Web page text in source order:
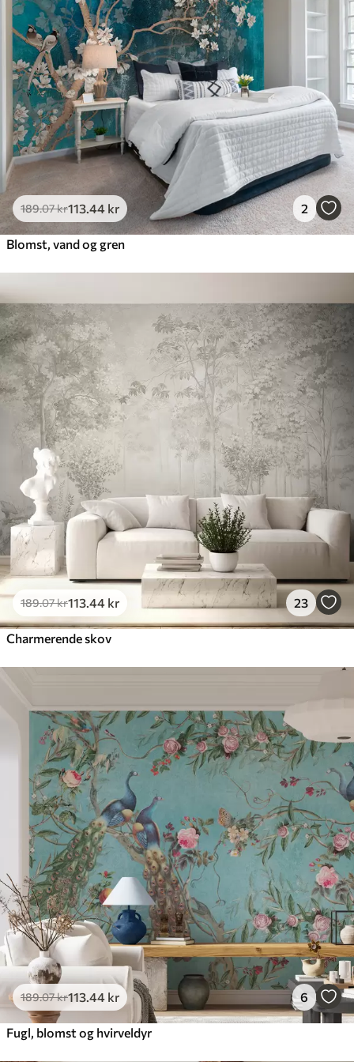
448.33269.00kr/m²
Premium vinyl
516.67310.00kr/m²
Peel and Stick
666.67400.00kr/m²
189.07kr113 .44 kr 2
Blomst, vand og gren
189.07kr113 .44 kr 23
Charmerende skov
189.07kr113 .44 kr 6
Fugl, blomst og hvirveldyr